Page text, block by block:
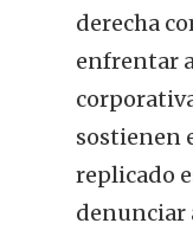
derecha
enfrentar
sostienen
replicado
denunciar